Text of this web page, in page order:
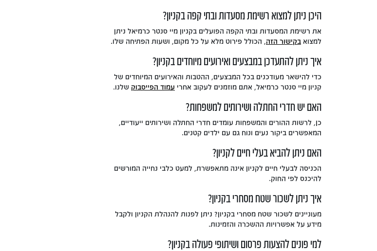
היכן ניתן למצוא רשימת מסעדות ובתי קפה בקניון?
את רשימת המסעדות ובתי הקפה הפועלים בקניון מיי סנטר כרמיאל ניתן
למצוא בקישור הזה, הכולל פירוט מלא על כל מקום, ושעות הפתיחה שלו.
איך ניתן להתעדכן במבצעים ואירועים מיוחדים בקניון?
כדי להישאר מעודכנים בכל המבצעים, ההטבות והאירועים המיוחדים של
קניון מיי סנטר כרמיאל, אתם מוזמנים לעקוב אחרי עמוד הפייסבוק שלנו.
האם יש חדרי החתלה ושירותים למשפחות?
כן, לרשות ההורים והמשפחות עומדים חדרי החתלה ושירותים ייעודיים,
המאפשרים ביקור נעים ונוח גם עם ילדים קטנים.
האם ניתן להביא בעלי חיים לקניון?
הכניסה לבעלי חיים לקניון אינה מתאפשרת, למעט כלבי נחייה המורשים
להיכנס לפי החוק.
איך ניתן לשכור שטח מסחרי בקניון?
מעוניינים לשכור שטח מסחרי בקניון? ניתן לפנות להנהלת הקניון ולקבל
מידע על אפשרויות ההשכרה והזמינות.
למי פונים להצעות פרסום ושיתופי פעולה בקניון?